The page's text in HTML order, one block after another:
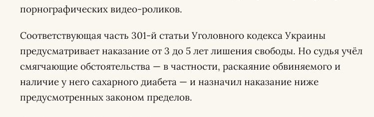
порнографических видео-роликов.
Соответствующая часть 301-й статьи Уголовного кодекса Украины
предусматривает наказание от 3 до 5 лет лишения свободы. Но судья учёл
смягчающие обстоятельства — в частности, раскаяние обвиняемого и
наличие у него сахарного диабета — и назначил наказание ниже
предусмотренных законом пределов.